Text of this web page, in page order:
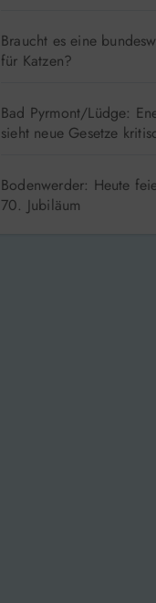
Braucht es eine
für Katzen?
Bad Pyrmont/Lüdge:
sieht neue Gesetze
Bodenwerder: Heute
70. Jubiläum